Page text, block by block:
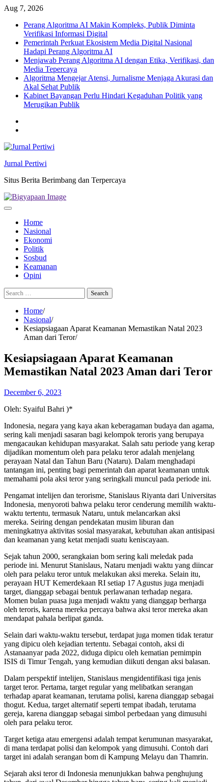
Skip
content
Aug 7, 2026
Perang Algoritma AI Makin Kompleks, Publik Diminta
Verifikasi Informasi Digital
Pemerintah Perkuat Ekosistem Media Digital Nasional
Hadapi Perang Algoritma AI
Menjawab Perang Algoritma AI dengan Etika, Verifikasi, dan
Media Tepercaya
Algoritma Mengejar Atensi, Jurnalisme Menjaga Akurasi dan
Akal Sehat Publik
Kabinet Bayangan Perlu Hindari Kegaduhan Politik yang
Merugikan Publik
Jurnal Pertiwi
Situs Berita Berimbang dan Terpercaya
Home
Nasional
Ekonomi
Politik
Sosbud
Keamanan
Opini
Search
for:
Home
Nasional
Kesiapsiagaan Aparat Keamanan Memastikan Natal 2023
Aman dari Teror
Kesiapsiagaan Aparat Keamanan
Memastikan Natal 2023 Aman dari Teror
December 6, 2023
Oleh: Syaiful Bahri )*
Indonesia, negara yang kaya akan keberagaman budaya dan agama,
sering kali menjadi sasaran bagi kelompok teroris yang berupaya
mengacaukan kehidupan masyarakat. Salah satu periode yang kerap
dijadikan momentum oleh para pelaku teror adalah menjelang
perayaan Natal dan Tahun Baru (Nataru). Dalam menghadapi
tantangan ini, penting bagi pemerintah dan aparat keamanan untuk
memahami pola aksi teror yang seringkali muncul pada periode ini.
Pengamat intelijen dan terorisme, Stanislaus Riyanta dari Universitas
Indonesia, menyoroti bahwa pelaku teror cenderung memilih waktu-
waktu tertentu, termasuk Nataru, untuk melancarkan aksi
mereka. Seiring dengan pendekatan musim liburan dan
meningkatnya aktivitas sosial masyarakat, kebutuhan akan antisipasi
dan keamanan yang ketat menjadi suatu keniscayaan.
Sejak tahun 2000, serangkaian bom sering kali meledak pada
periode ini. Menurut Stanislaus, Nataru menjadi waktu yang diincar
oleh para pelaku teror untuk melakukan aksi mereka. Selain itu,
perayaan HUT Kemerdekaan RI setiap 17 Agustus juga menjadi
target, dianggap sebagai bentuk perlawanan terhadap negara.
Momen bulan puasa juga menjadi waktu yang dianggap berharga
oleh teroris, karena mereka percaya bahwa aksi teror mereka akan
mendapat pahala berlipat ganda.
Selain dari waktu-waktu tersebut, terdapat juga momen tidak teratur
yang dipicu oleh kejadian tertentu. Sebagai contoh, aksi di
Astanaanyar pada 2022, diduga dipicu oleh kematian pemimpin
ISIS di Timur Tengah, yang kemudian diikuti dengan aksi balasan.
Dalam perspektif intelijen, Stanislaus mengidentifikasi tiga jenis
target teror. Pertama, target regular yang melibatkan serangan
terhadap aparat keamanan, terutama polisi, karena dianggap sebagai
thogut. Kedua, target alternatif seperti tempat ibadah, terutama
gereja, karena dianggap sebagai simbol perbedaan yang dimusuhi
oleh para pelaku teror.
Target ketiga atau emergensi adalah tempat kerumunan masyarakat,
di mana terdapat polisi dan kelompok yang dimusuhi. Contoh dari
target ini adalah serangan bom di Kampung Melayu dan Thamrin.
Sejarah aksi teror di Indonesia menunjukkan bahwa penghujung